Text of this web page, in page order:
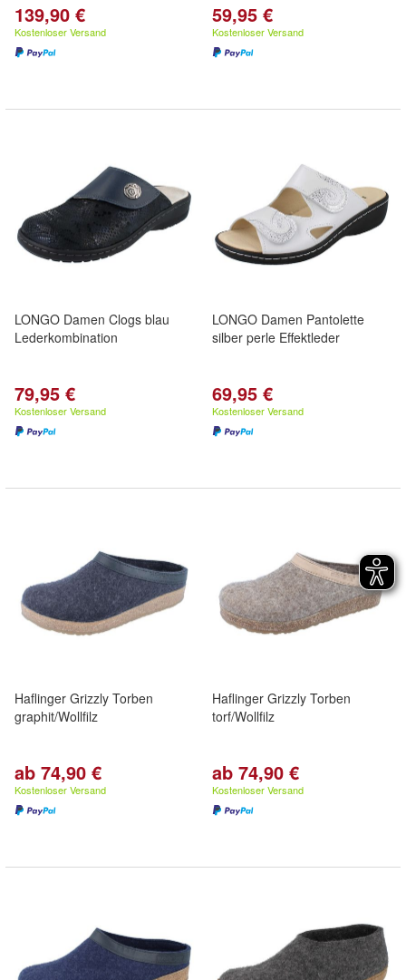
139,90 €
Kostenloser Versand
59,95 €
Kostenloser Versand
LONGO Damen Clogs blau
Lederkombination
79,95 €
Kostenloser Versand
LONGO Damen Pantolette
silber perle Effektleder
69,95 €
Kostenloser Versand
Haflinger Grizzly Torben
graphit/Wollfilz
ab 74,90 €
Kostenloser Versand
Haflinger Grizzly Torben
torf/Wollfilz
ab 74,90 €
Kostenloser Versand